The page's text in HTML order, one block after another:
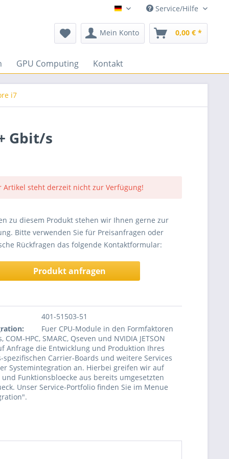
DEUTSCH Service/Hilfe
Mein Konto 0,00 € *
GPU Computing Kontakt
i7
Gbit/s
Artikel steht derzeit nicht zur Verfügung!
zu diesem Produkt stehen wir Ihnen gerne zur
Bitte verwenden Sie für Preisanfragen oder
Rückfragen das folgende Kontaktformular:
Produkt anfragen
401-51503-51
Fuer CPU-Module in den Formfaktoren
COM-HPC, SMARC, Qseven und NVIDIA JETSON
Anfrage die Entwicklung und Produktion Ihres
spezifischen Carrier-Boards und weitere Services
Systemintegration an. Hierbei greifen wir auf
Funktionsbloecke aus bereits umgesetzten
Unser Service-Portfolio finden Sie im Menue